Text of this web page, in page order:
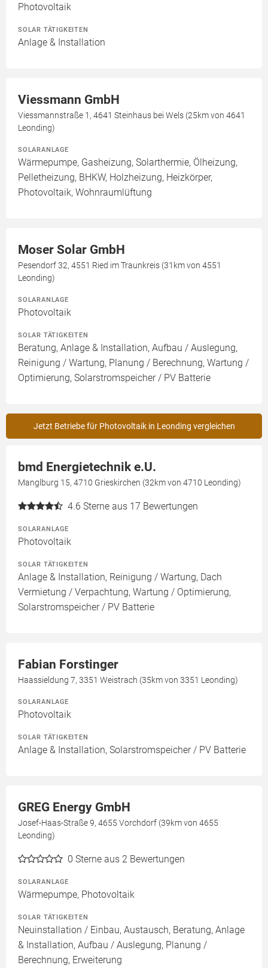
Photovoltaik
SOLAR TÄTIGKEITEN
Anlage & Installation
Viessmann GmbH
Viessmannstraße 1, 4641 Steinhaus bei Wels (25km von 4641
Leonding)
SOLARANLAGE
Wärmepumpe, Gasheizung, Solarthermie, Ölheizung,
Pelletheizung, BHKW, Holzheizung, Heizkörper,
Photovoltaik, Wohnraumlüftung
Moser Solar GmbH
Pesendorf 32, 4551 Ried im Traunkreis (31km von 4551
Leonding)
SOLARANLAGE
Photovoltaik
SOLAR TÄTIGKEITEN
Beratung, Anlage & Installation, Aufbau / Auslegung,
Reinigung / Wartung, Planung / Berechnung, Wartung /
Optimierung, Solarstromspeicher / PV Batterie
Jetzt Betriebe für Photovoltaik in Leonding vergleichen
bmd Energietechnik e.U.
Manglburg 15, 4710 Grieskirchen (32km von 4710 Leonding)
4.6 Sterne aus 17 Bewertungen
SOLARANLAGE
Photovoltaik
SOLAR TÄTIGKEITEN
Anlage & Installation, Reinigung / Wartung, Dach
Vermietung / Verpachtung, Wartung / Optimierung,
Solarstromspeicher / PV Batterie
Fabian Forstinger
Haassieldung 7, 3351 Weistrach (35km von 3351 Leonding)
SOLARANLAGE
Photovoltaik
SOLAR TÄTIGKEITEN
Anlage & Installation, Solarstromspeicher / PV Batterie
GREG Energy GmbH
Josef-Haas-Straße 9, 4655 Vorchdorf (39km von 4655
Leonding)
0 Sterne aus 2 Bewertungen
SOLARANLAGE
Wärmepumpe, Photovoltaik
SOLAR TÄTIGKEITEN
Neuinstallation / Einbau, Austausch, Beratung, Anlage
& Installation, Aufbau / Auslegung, Planung /
Berechnung, Erweiterung